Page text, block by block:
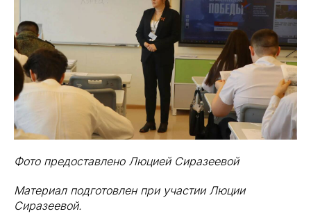
Фото предоставлено Люцией Сиразеевой
Материал подготовлен при участии Люции
Сиразеевой.